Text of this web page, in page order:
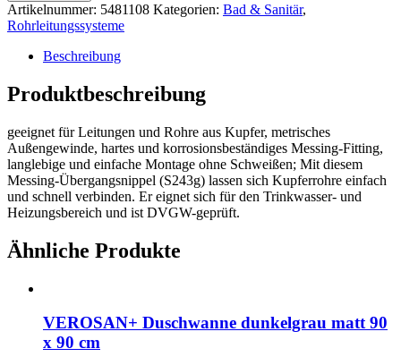
Artikelnummer: 5481108 Kategorien: Bad & Sanitär,
Rohrleitungssysteme
Beschreibung
Produktbeschreibung
geeignet für Leitungen und Rohre aus Kupfer, metrisches
Außengewinde, hartes und korrosionsbeständiges Messing-Fitting,
langlebige und einfache Montage ohne Schweißen; Mit diesem
Messing-Übergangsnippel (S243g) lassen sich Kupferrohre einfach
und schnell verbinden. Er eignet sich für den Trinkwasser- und
Heizungsbereich und ist DVGW-geprüft.
Ähnliche Produkte
VEROSAN+ Duschwanne dunkelgrau matt 90
x 90 cm